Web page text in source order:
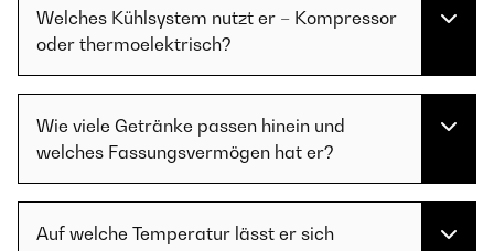
Welches Kühlsystem nutzt er – Kompressor
oder thermoelektrisch?
Wie viele Getränke passen hinein und
welches Fassungsvermögen hat er?
Auf welche Temperatur lässt er sich